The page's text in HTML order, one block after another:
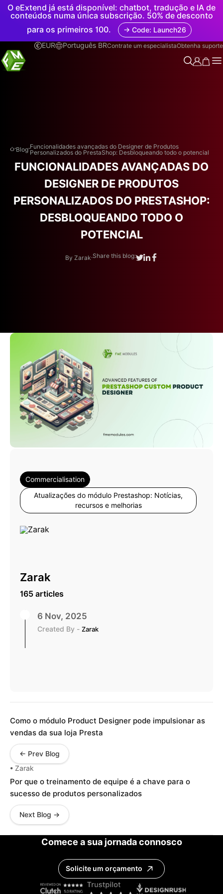
O eExtend já está disponível: chatbot, tradução e IA de
conteúdos numa única subscrição. 50% de desconto
para os primeiros 100.
→ Code: Launch26
EUR
Português BRContrate um especialistaObtenha suporte
.Blog.Funcionalidades avançadas do Designer de Produtos
Personalizados do PrestaShop: Desbloqueando todo o potencial
FUNCIONALIDADES AVANÇADAS DO
DESIGNER DE PRODUTOS
PERSONALIZADOS DO PRESTASHOP:
DESBLOQUEANDO TODO O
POTENCIAL
By Zarak.Share this blog:
Commercialisation
Atualizações do módulo Prestashop: Notícias,
recursos e melhorias
Zarak
165 articles
6 Nov, 2025
Created By - Zarak
Como o módulo Product Designer pode impulsionar as
vendas da sua loja Presta
← Prev Blog
• Zarak
Por que o treinamento de equipe é a chave para o
sucesso de produtos personalizados
Next Blog →
Comece a sua jornada connosco
Solicite um orçamento